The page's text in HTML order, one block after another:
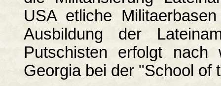
USA etliche
Ausbildung der
Putschisten erfolgt
Georgia bei der "School of